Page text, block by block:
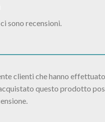
sono recensioni.
clienti che hanno
questo prodotto